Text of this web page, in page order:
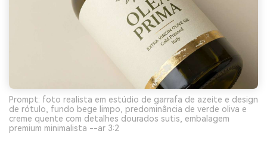
Prompt: foto realista em estúdio de garrafa de azeite e design
de rótulo, fundo bege limpo, predominância de verde oliva e
creme quente com detalhes dourados sutis, embalagem
premium minimalista --ar 3:2